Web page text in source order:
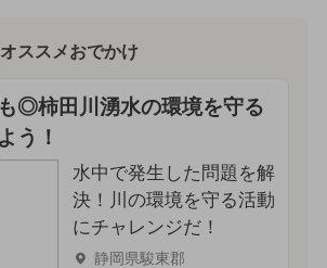
ススメおでかけ
◎柿田川湧水の環境を守る
う！
水中で発生した問題を解
決！川の環境を守る活動
にチャレンジだ！
静岡県駿東郡